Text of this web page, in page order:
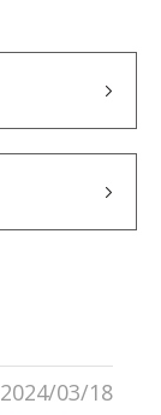
2024/03/18